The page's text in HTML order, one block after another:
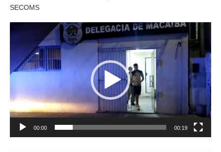
SECOMS
vídeo
00:00 00:19